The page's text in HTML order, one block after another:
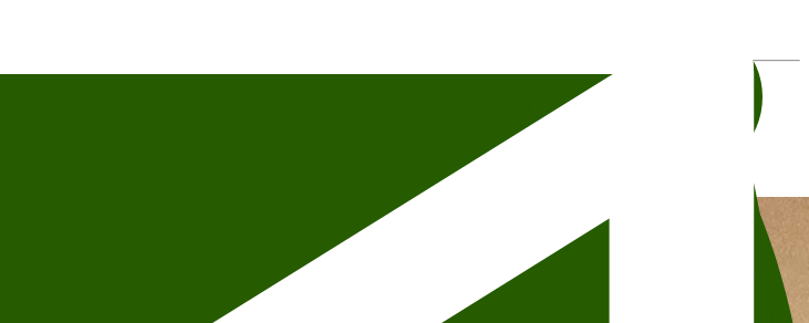
For spørsmål om innhold, deltakere eller andre detaljer, ta kontakt direkte med arrangøren.
i andre etasje.